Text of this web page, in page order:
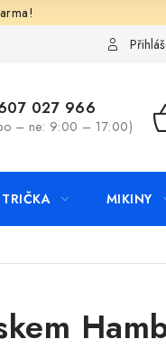
Kontakty
027 966
– ne: 9:00 – 17:00)
TRIČKA MIKINY